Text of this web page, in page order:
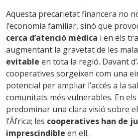
Aquesta precarietat financera no
l’economia familiar, sinó que
cerca d’atenció mèdica i en els
augmentant la gravetat de les
evitable en tota la regió. Davant
cooperatives sorgeixen com una
potencial per ampliar l’accés a la
comunitats més vulnerables. En
predominar una clara visió sobre
l’Àfrica; les cooperatives han de
imprescindible en ell.